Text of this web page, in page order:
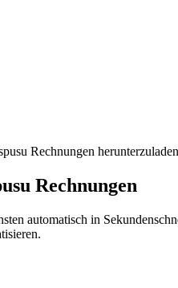
Rechnungen
Rechnungen
automatisch in